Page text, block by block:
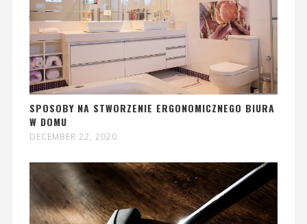
SPOSOBY NA STWORZENIE ERGONOMICZNEGO BIURA
W DOMU
DECEMBER 22, 2020